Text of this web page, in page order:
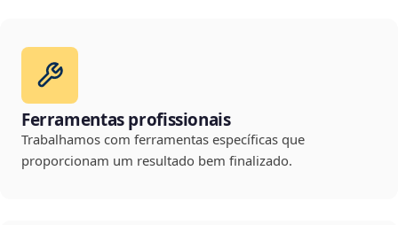
Ferramentas profissionais
Trabalhamos com ferramentas específicas que
proporcionam um resultado bem finalizado.